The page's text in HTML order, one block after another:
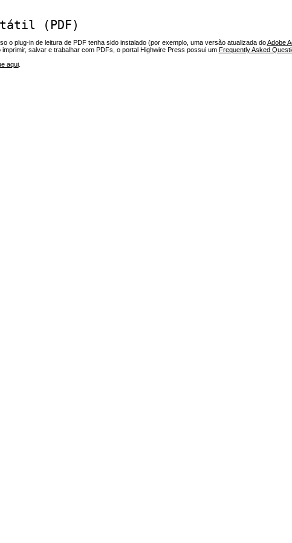
(PDF)
o plug-in de leitura de PDF tenha sido instalado (por exemplo, uma versão atualizada doAdobe
salvar e trabalhar com PDFs, o portal Highwire Press possui um Frequently Asked
aqui.